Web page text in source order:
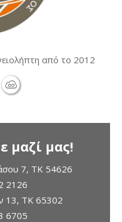
από το 2012
μαζί μας!
7, TK 54626
2126
13, ΤΚ 65302
6705